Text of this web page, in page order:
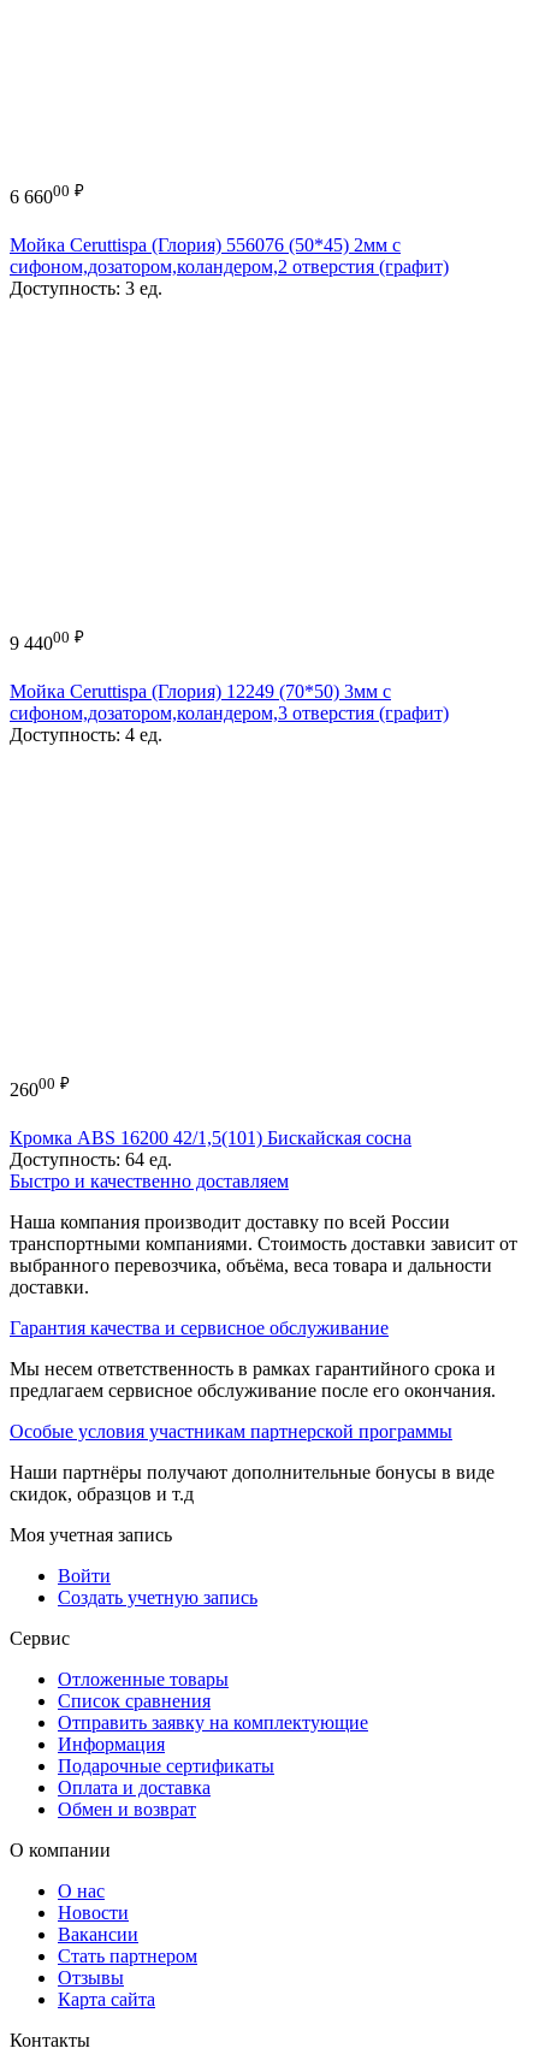
6 66000 ₽
Мойка Ceruttispa (Глория) 556076 (50*45) 2мм с
сифоном,дозатором,коландером,2 отверстия (графит)
Доступность: 3 ед.
9 44000 ₽
Мойка Ceruttispa (Глория) 12249 (70*50) 3мм с
сифоном,дозатором,коландером,3 отверстия (графит)
Доступность: 4 ед.
26000 ₽
Кромка ABS 16200 42/1,5(101) Бискайская сосна
Доступность: 64 ед.
Быстро и качественно доставляем
Наша компания производит доставку по всей России
транспортными компаниями. Стоимость доставки зависит от
выбранного перевозчика, объёма, веса товара и дальности
доставки.
Гарантия качества и сервисное обслуживание
Мы несем ответственность в рамках гарантийного срока и
предлагаем сервисное обслуживание после его окончания.
Особые условия участникам партнерской программы
Наши партнёры получают дополнительные бонусы в виде
скидок, образцов и т.д
Моя учетная запись
Войти
Создать учетную запись
Сервис
Отложенные товары
Список сравнения
Отправить заявку на комплектующие
Информация
Подарочные сертификаты
Оплата и доставка
Обмен и возврат
О компании
О нас
Новости
Вакансии
Стать партнером
Отзывы
Карта сайта
Контакты